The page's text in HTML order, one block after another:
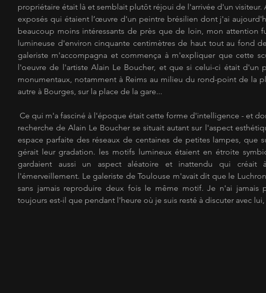
propriétaire était là et semblait plutôt réjoui de l'arrivée d'un visiteur.
exposés qui étaient l’œuvre d'un peintre brésilien dont j'ai
beaucoup moins intéressants de près que de loin, mon attention
lumineuse d'environ cinquante centimètres de haut tout au fond
galeriste m'accompagna et commença à m'expliquer que cette
l'oeuvre de l'artiste Alain Le Boucher, et que si celui-ci était d'un
monumentaux, notamment à Reims au milieu du rond-point de la
autre à Bourges, sur la place de la gare...
recherche de Alain Le Boucher se situait autant sur l'aspect
espace parfaite des réseaux de centaines de petites lampes, que
gérait leur gradation. les motifs lumineux étaient en étroite
gardaient aussi un aspect aléatoire et inattendu qui créait
l'émerveillement. Le galeriste de Toulouse m'avait dit que le
sans jamais reproduire deux fois le même motif. Je n'ai jamais
toujours est-il que pendant l'heure où je suis resté à discuter avec